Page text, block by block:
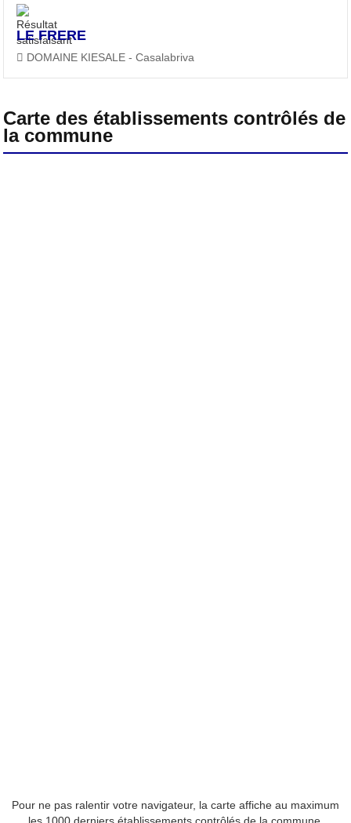
LE FRERE
DOMAINE KIESALE - Casalabriva
Carte des établissements contrôlés de
la commune
Pour ne pas ralentir votre navigateur, la carte affiche au maximum
les 1000 derniers établissements contrôlés de la commune.